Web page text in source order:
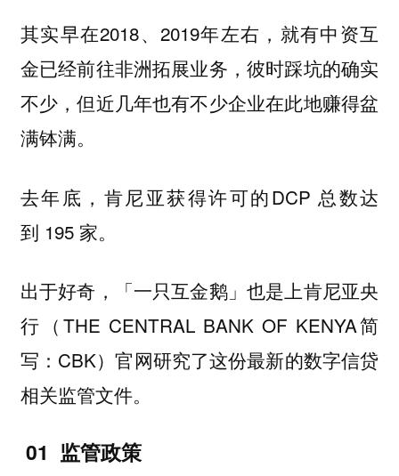
其实早在2018、2019年左右，就有中资互
金已经前往非洲拓展业务，彼时踩坑的确实
不少，但近几年也有不少企业在此地赚得盆
满钵满。
去年底，肯尼亚获得许可的DCP 总数达
到 195 家。
出于好奇，「一只互金鹅」也是上肯尼亚央
行（THE CENTRAL BANK OF KENYA简
写：CBK）官网研究了这份最新的数字信贷
相关监管文件。
01 监管政策